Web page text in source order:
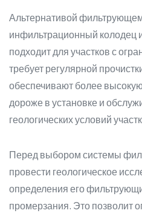
Альтернативой
инфильтрационный колодец
подходит для участков с
требует регулярной
обеспечивают более
дороже в установке и
геологических условий
Перед выбором системы
провести геологическое
определения его
промерзания. Это позволит